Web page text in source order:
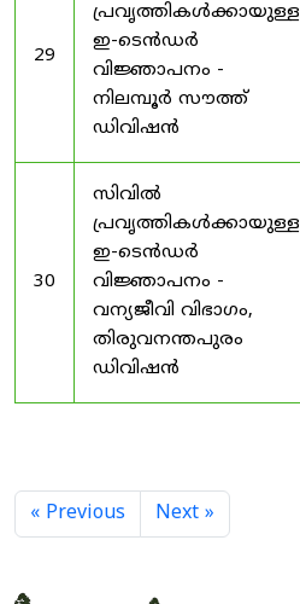
29
പ്രവൃത്തികൾക്കായുള്ള
ഇ-ടെൻഡർ
വിജ്ഞാപനം -
നിലമ്പൂർ സൗത്ത്
ഡിവിഷൻ
30
സിവിൽ
പ്രവൃത്തികൾക്കായുള്ള
ഇ-ടെൻഡർ
വിജ്ഞാപനം -
വന്യജീവി വിഭാഗം,
തിരുവനന്തപുരം
ഡിവിഷൻ
« Previous Next »